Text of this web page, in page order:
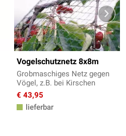
Vogelschutznetz 8x8m
Grobmaschiges Netz gegen
Vögel, z.B. bei Kirschen
€ 43,95
lieferbar